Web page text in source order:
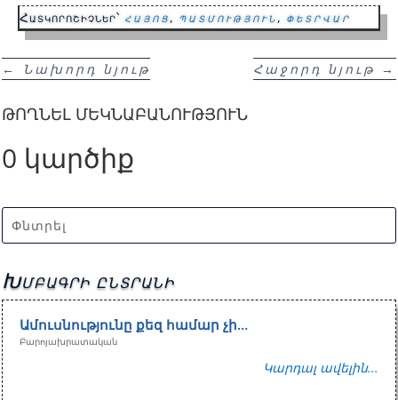
Հատկորոշիչներ՝ հայոց, պատմություն, փետրվար
← Նախորդ նյութ Հաջորդ նյութ →
ԹՈՂՆԵԼ ՄԵԿՆԱԲԱՆՈՒԹՅՈՒՆ
0 կարծիք
Խմբագրի ընտրանի
Ամուսնությունը քեզ համար չի…
Բարոյախրատական
Կարդալ ավելին...